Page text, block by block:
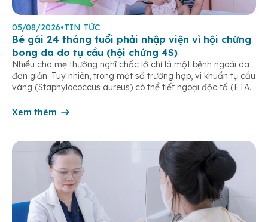
05/08/2026•TIN TỨC
Bé gái 24 tháng tuổi phải nhập viện vì hội chứng
bong da do tụ cầu (hội chứng 4S)
Nhiều cha mẹ thường nghĩ chốc lở chỉ là một bệnh ngoài da
đơn giản. Tuy nhiên, trong một số trường hợp, vi khuẩn tụ cầu
vàng (Staphylococcus aureus) có thể tiết ngoại độc tố (ETA
(Staphylococcal Scalded Skin Syndrome – SSSS) – một […]
Xem thêm